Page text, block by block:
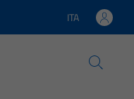
Lingua attiva:
ITA